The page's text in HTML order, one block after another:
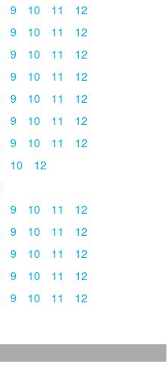
9 10 11
12
9 10 11
12
9 10 11
12
9 10 11
12
9 10 11
12
9 10 11
12
9 10 11
12
10
12
9 10 11
12
9 10 11
12
9 10 11
12
9 10 11
12
9 10 11
12